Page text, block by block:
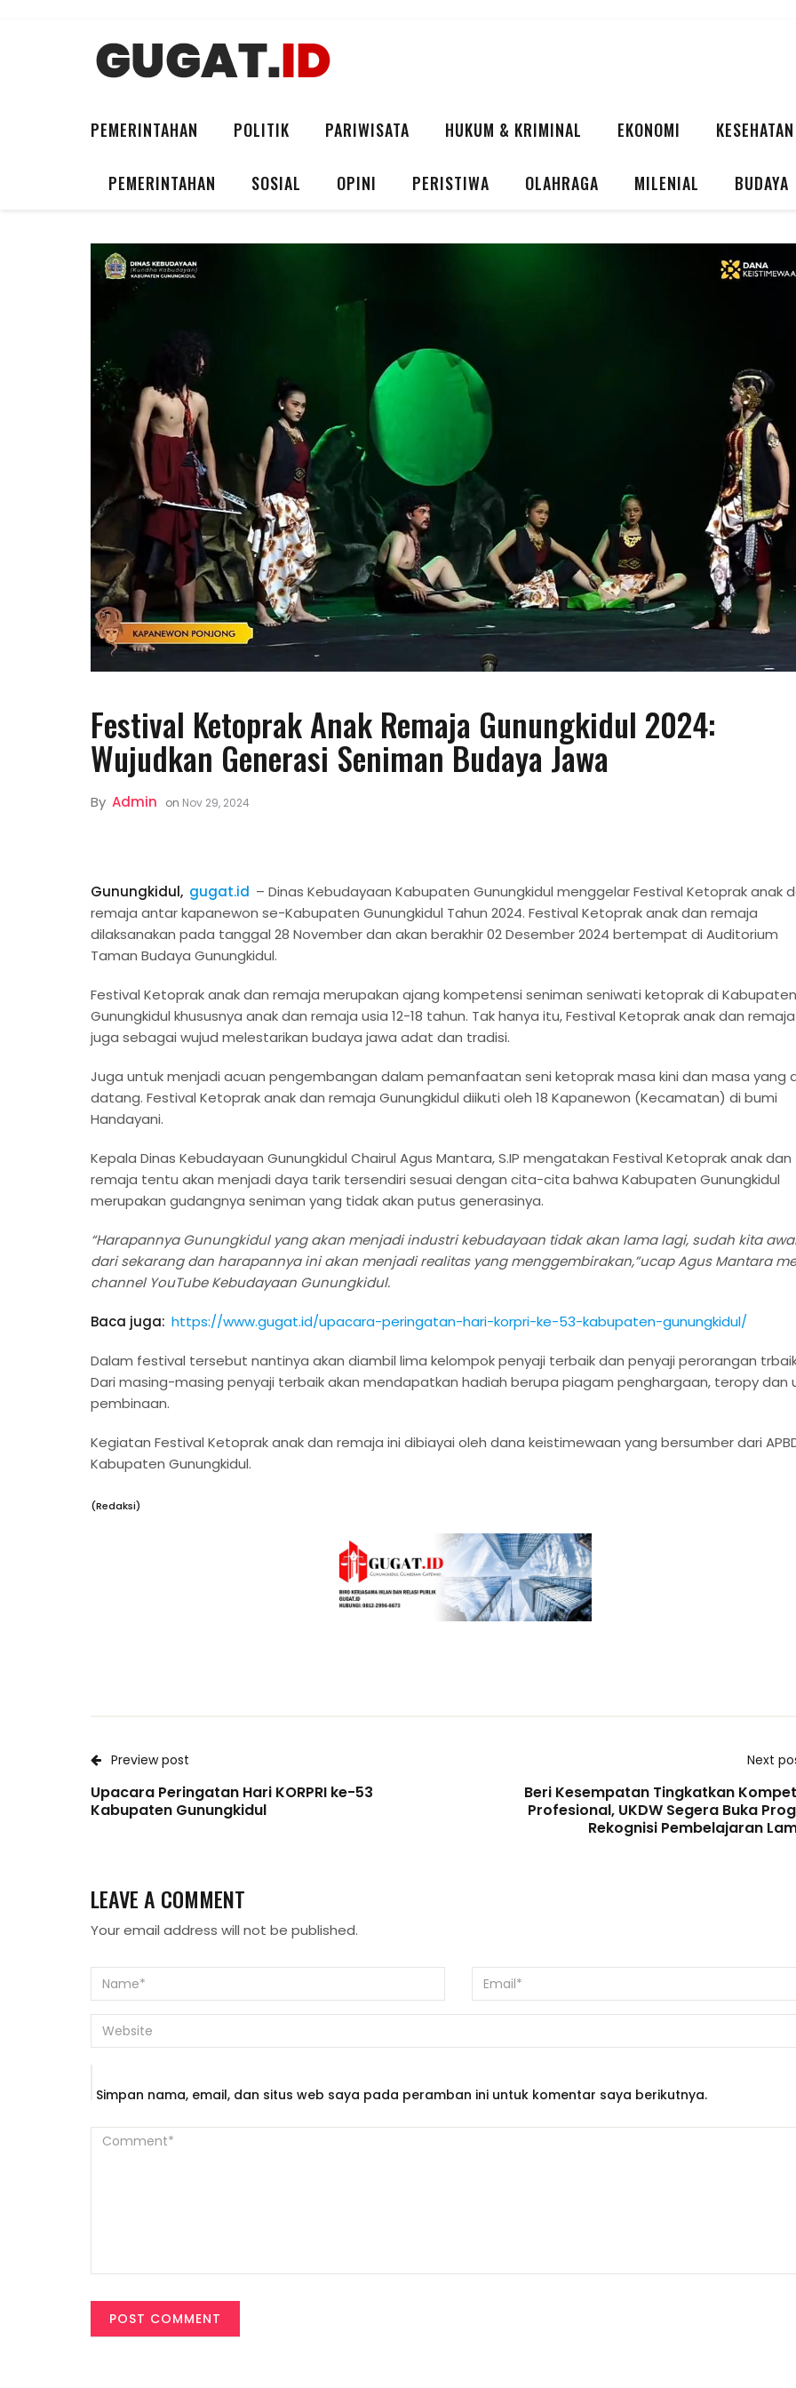
PEMERINTAHAN POLITIK PARIWISATA HUKUM & KRIMINAL EKONOMI KESEHATAN
PEMERINTAHAN SOSIAL OPINI PERISTIWA OLAHRAGA MILENIAL BUDAYA
Festival Ketoprak Anak Remaja Gunungkidul 2024:
Wujudkan Generasi Seniman Budaya Jawa
By Admin on Nov 29, 2024
Gunungkidul, gugat.id – Dinas Kebudayaan Kabupaten Gunungkidul menggelar Festival Ketoprak anak
remaja antar kapanewon se-Kabupaten Gunungkidul Tahun 2024. Festival Ketoprak anak dan remaja
dilaksanakan pada tanggal 28 November dan akan berakhir 02 Desember 2024 bertempat di Auditorium
Taman Budaya Gunungkidul.
Festival Ketoprak anak dan remaja merupakan ajang kompetensi seniman seniwati ketoprak di Kabupaten
Gunungkidul khususnya anak dan remaja usia 12-18 tahun. Tak hanya itu, Festival Ketoprak anak dan remaja
juga sebagai wujud melestarikan budaya jawa adat dan tradisi.
Juga untuk menjadi acuan pengembangan dalam pemanfaatan seni ketoprak masa kini dan masa yang
datang. Festival Ketoprak anak dan remaja Gunungkidul diikuti oleh 18 Kapanewon (Kecamatan) di bumi
Handayani.
Kepala Dinas Kebudayaan Gunungkidul Chairul Agus Mantara, S.IP mengatakan Festival Ketoprak anak dan
remaja tentu akan menjadi daya tarik tersendiri sesuai dengan cita-cita bahwa Kabupaten Gunungkidul
merupakan gudangnya seniman yang tidak akan putus generasinya.
“Harapannya Gunungkidul yang akan menjadi industri kebudayaan tidak akan lama lagi, sudah kita
dari sekarang dan harapannya ini akan menjadi realitas yang menggembirakan,”ucap Agus Mantara
channel YouTube Kebudayaan Gunungkidul.
Baca juga: https://www.gugat.id/upacara-peringatan-hari-korpri-ke-53-kabupaten-gunungkidul/
Dalam festival tersebut nantinya akan diambil lima kelompok penyaji terbaik dan penyaji perorangan
Dari masing-masing penyaji terbaik akan mendapatkan hadiah berupa piagam penghargaan, teropy dan
pembinaan.
Kegiatan Festival Ketoprak anak dan remaja ini dibiayai oleh dana keistimewaan yang bersumber dari
Kabupaten Gunungkidul.
(Redaksi)
Preview post
Upacara Peringatan Hari KORPRI ke-53
Kabupaten Gunungkidul
Next
Beri Kesempatan Tingkatkan
Profesional, UKDW Segera Buka
Rekognisi Pembelajaran
LEAVE A COMMENT
Your email address will not be published.
Simpan nama, email, dan situs web saya pada peramban ini untuk komentar saya berikutnya.